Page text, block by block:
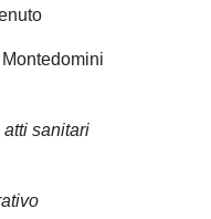
sanitari